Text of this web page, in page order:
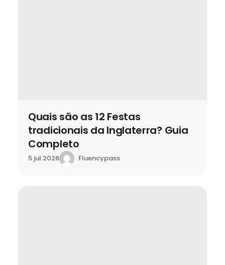
Quais são as 12 Festas
tradicionais da Inglaterra? Guia
Completo
5 jul 2026 Fluencypass